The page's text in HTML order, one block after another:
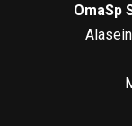
OmaSp